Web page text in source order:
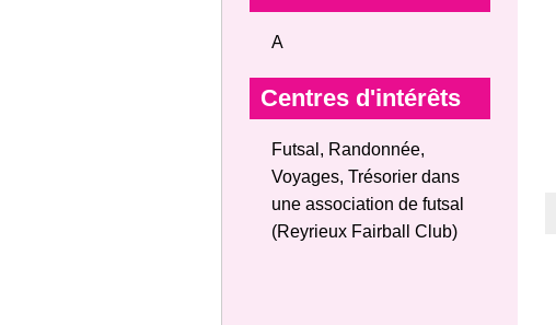
A
Centres d'intérêts
Futsal, Randonnée,
Voyages, Trésorier dans
une association de futsal
(Reyrieux Fairball Club)